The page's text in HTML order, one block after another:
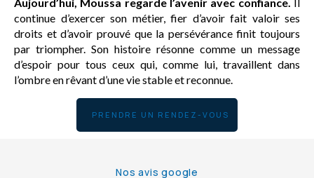
continue d’exercer son métier, fier d’avoir fait valoir ses
droits et d’avoir prouvé que la persévérance finit toujours
par triompher. Son histoire résonne comme un message
d’espoir pour tous ceux qui, comme lui, travaillent dans
l’ombre en rêvant d’une vie stable et reconnue.
PRENDRE UN RENDEZ-VOUS
Nos avis google